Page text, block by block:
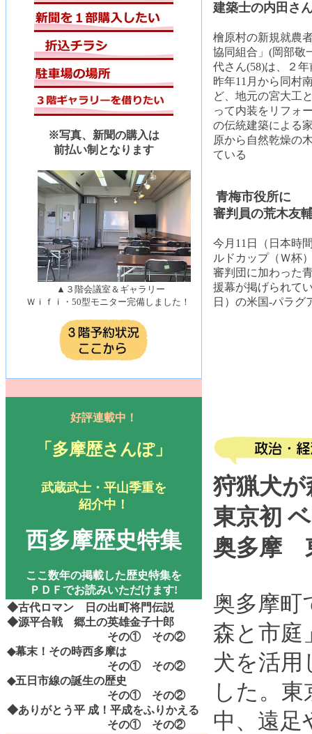
※写真、新聞の購入は
前払い制となります
▲３階会議室＆ギャラリー
Ｗｉｆｉ・50型モニター完備しました！
好評連載中！
「多摩歴さんぽ」
武蔵武士・平山季重を
紹介中！
西多摩歴史特集
ここ数年の掲載した歴史特集を
ＰＤＦでお読みいただけます!
◆古代ロマン 日の出町将門伝説
◆源平合戦 郷土の英雄金子十郎
その① その②
◆幕末！その時西多摩は
その①
その②
◆五日市線の誕生の歴史
その①
その②
◆ありがとう平 成！平成をふりかえる
その① その②
建築士の内田さ
檜原村の新規就農
協同組合」(岡部敬
代さん(58)は、２
昨年11月から同村
ど、地元の宮大工
って内装をリフォ
の伝統建築による
原から自然乾燥の
ている
青梅市役所に
審判員の荒木友
今月11日（日本時
ルドカップ（Ｗ杯
審判団に加わった
援幕が掲げられて
日）の米国-パラグ
狩猟犬
東京初
奥多摩
奥多摩町
森と市庭
犬を活用
した。
中、遠足